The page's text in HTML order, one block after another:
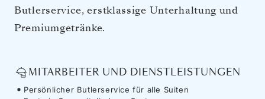
Butlerservice, erstklassige Unterhaltung und
Premiumgetränke.
MITARBEITER UND DIENSTLEISTUNGEN
Persönlicher Butlerservice für alle Suiten